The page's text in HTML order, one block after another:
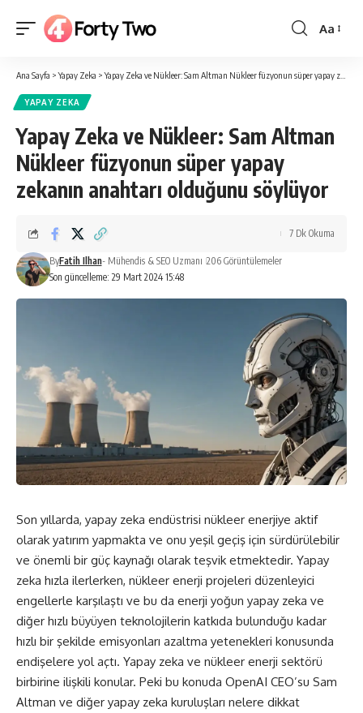
Yazı
Aa
Ana Sayfa >Yapay Zeka >Yapay Zeka ve Nükleer: Sam Altman Nükleer füzyonun süper yapay zekanın anahtarı olduğunu söylüyor
YAPAY ZEKA
Yapay Zeka ve Nükleer: Sam Altman
Nükleer füzyonun süper yapay
zekanın anahtarı olduğunu söylüyor
Son güncelleme: 29 Mart 2024 15:48
ByFatih Ilhan- Mühendis & SEO Uzmanı 206 Görüntülemeler
7 Dk Okuma
Son yıllarda, yapay zeka endüstrisi nükleer enerjiye aktif
olarak yatırım yapmakta ve onu yeşil geçiş için sürdürülebilir
ve önemli bir güç kaynağı olarak teşvik etmektedir. Yapay
zeka hızla ilerlerken, nükleer enerji projeleri düzenleyici
engellerle karşılaştı ve bu da enerji yoğun yapay zeka ve
diğer hızlı büyüyen teknolojilerin katkıda bulunduğu kadar
hızlı bir şekilde emisyonları azaltma yetenekleri konusunda
endişelere yol açtı. Yapay zeka ve nükleer enerji sektörü
birbirine ilişkili konular. Peki bu konuda OpenAI CEO’su Sam
Altman ve diğer yapay zeka kuruluşları nelere dikkat